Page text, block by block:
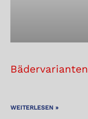
Bädervarianten
WEITERLESEN »